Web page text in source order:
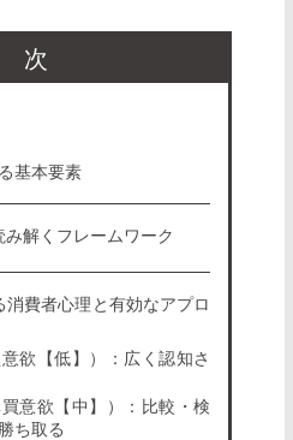
次
基本要素
解くフレームワーク
費者心理と有効なアプロ
欲【低】）：広く認知さ
意欲【中】）：比較・検
ち取る